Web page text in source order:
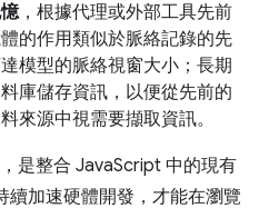
，根據代理或外部工具先前
的作用類似於脈絡記錄的先
模型的脈絡視窗大小；長期
庫儲存資訊，以便從先前的
來源中視需要擷取資訊。
是整合 JavaScript 中的現有
續加速硬體開發，才能在瀏覽